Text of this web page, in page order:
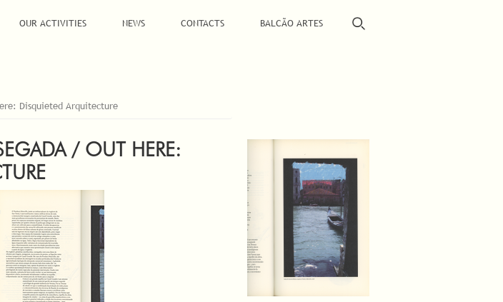
OUR ACTIVITIES NEWS CONTACTS BALCÃO ARTES
Disquieted Arquitecture
/ OUT HERE: